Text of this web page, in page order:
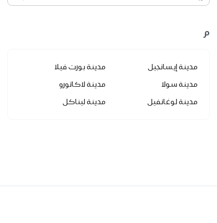
م
مدينة إيسانجيل
مدينة بورت فيلا
مدينة سولا
مدينة لاكاتورو
مدينة لوغانفيل
مدينة ليناكل